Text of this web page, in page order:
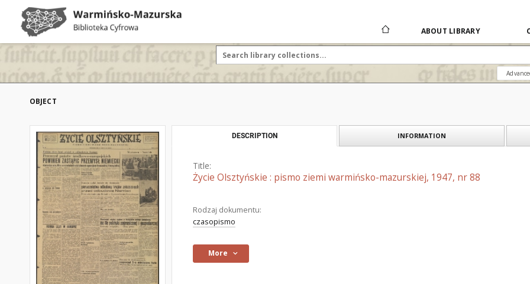
ABOUT LIBRARY
OBJECT
DESCRIPTION INFORMATION
Title:
Życie Olsztyńskie : pismo ziemi warmińsko-mazurskiej, 1947, nr 88
Rodzaj dokumentu:
czasopismo
More